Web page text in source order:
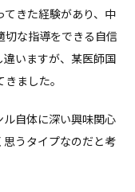
てきた経験があり、中
な指導をできる自信
いますが、某医師国
ました。
自体に深い興味関心
うタイプなのだと考